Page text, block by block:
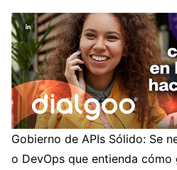
Gobierno de APIs Sólido: Se
o DevOps que entienda